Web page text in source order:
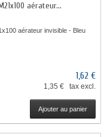
aérateur...
aérateur invisible - Bleu
1,62 €
1,35 € tax excl.
Ajouter au panier